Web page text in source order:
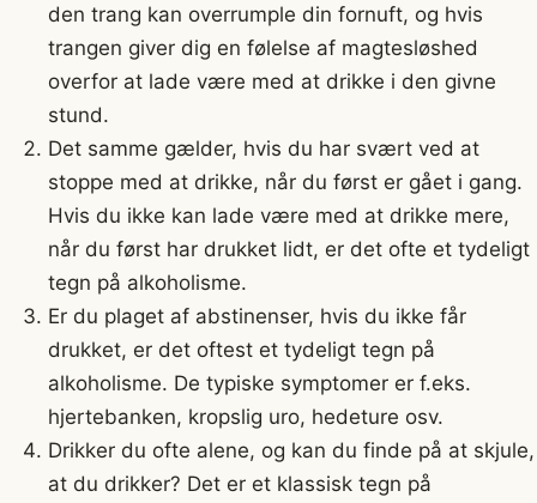
den trang kan overrumple din fornuft, og hvis
trangen giver dig en følelse af magtesløshed
overfor at lade være med at drikke i den givne
stund.
Det samme gælder, hvis du har svært ved at
stoppe med at drikke, når du først er gået i gang.
Hvis du ikke kan lade være med at drikke mere,
når du først har drukket lidt, er det ofte et tydeligt
tegn på alkoholisme.
Er du plaget af abstinenser, hvis du ikke får
drukket, er det oftest et tydeligt tegn på
alkoholisme. De typiske symptomer er f.eks.
hjertebanken, kropslig uro, hedeture osv.
Drikker du ofte alene, og kan du finde på at skjule,
at du drikker? Det er et klassisk tegn på